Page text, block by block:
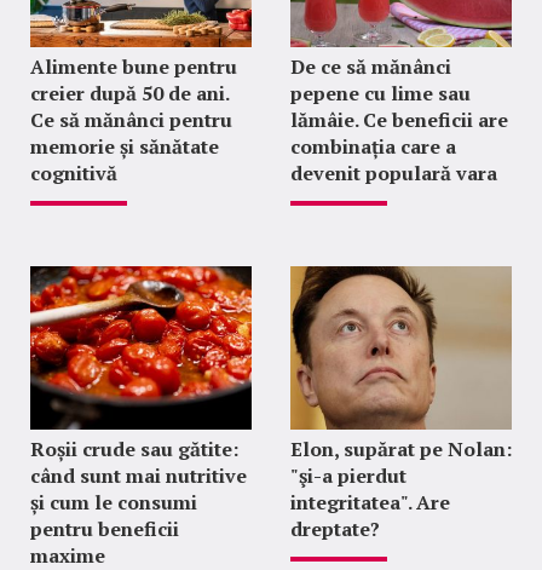
Alimente bune pentru
creier după 50 de ani.
Ce să mănânci pentru
memorie și sănătate
cognitivă
De ce să mănânci
pepene cu lime sau
lămâie. Ce beneficii are
combinația care a
devenit populară vara
Roșii crude sau gătite:
când sunt mai nutritive
și cum le consumi
pentru beneficii
maxime
Elon, supărat pe Nolan:
"şi-a pierdut
integritatea". Are
dreptate?